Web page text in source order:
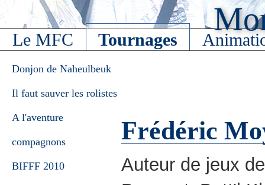
Le MFC Tournages
Donjon de Naheulbeuk
Il faut sauver les rolistes
A l'aventure
compagnons
BIFFF 2010
Frédéric
Auteur de jeux